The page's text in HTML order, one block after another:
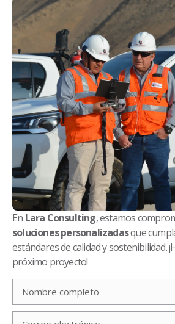
En Lara Consulting, estamos
soluciones personalizadasque
estándares de calidad y sostenibilidad.
próximo proyecto!